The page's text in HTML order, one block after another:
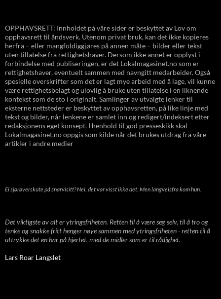
OPPHAVSRETT: Innholdet på våre sider er beskyttet av Lov om
opphavsrett til åndsverk. Utenom privat bruk, kan det ikke kopieres
herfra – eller mangfoldiggjøres på annen måte – bilder eller tekst
uten tillatelse fra rettighetshaver. Dersom ikke annet er opplyst i
forbindelse med publiseringen, er det Lokalmagasinet.no som er
rettighetshaver, eventuelt sammen med navngitt medarbeider. Også
spesielle overskrifter som det er lagt mye arbeid med å lage, vil kunne
være rettighetsbelagt og ulovlig å bruke uten tillatelse i en liknende
kontekst som de sto i originalt. Samlinger av utvalgte lenker til
eksterne nettsteder er beskyttet av opphavsretten, på like linje med
tekst og bilder, når lenkene er samlet inn og redigert/indeksert etter
redaksjonens eget konsept. I henhold til god presseskikk skal
Lokalmagasinet.no oppgis som kilde når det brukes utdrag fra våre
artikler i andre medier
Ei sjørøverskute på snarvisitt? Nei, det var visst ikke det. Men langveisfra kom hun.
Det viktigste av alt er ytringsfriheten. Retten til å være seg selv, til å tro og
tenke og snakke fritt henger nøye sammen med ytringsfriheten - retten til å
uttrykke det en har på hjertet, med de midler som er til rådighet.
Lars Roar Langslet